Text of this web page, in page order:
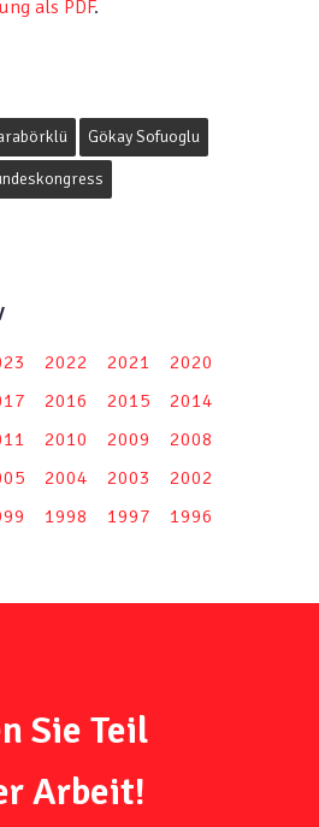
als PDF.
Gökay Sofuoglu
2022 2021
2020
2016 2015
2014
2010 2009
2008
2004 2003
2002
1998 1997 1996
Sie Teil
Arbeit!